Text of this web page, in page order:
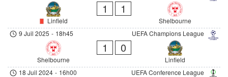
Linfield
1 1
Shelbourne
UEFA Champions League
9 Juil 2025 - 18h45
Shelbourne
1 0
Linfield
UEFA Conference League
18 Juil 2024 - 16h00